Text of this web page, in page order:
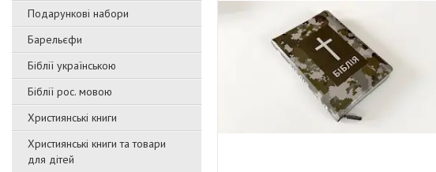
Подарункові набори
Барельєфи
Біблії українською
Біблії рос. мовою
Християнські книги
Християнські книги та товари
для дітей